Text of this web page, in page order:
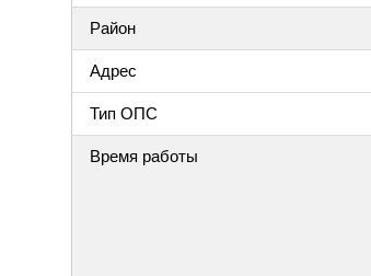
Район
Адрес
Тип ОПС
Время работы